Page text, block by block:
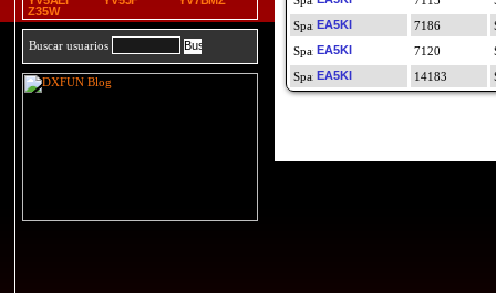
Z35W
Buscar usuarios
EA5KI
7186
EA5KI
7120
EA5KI
14183